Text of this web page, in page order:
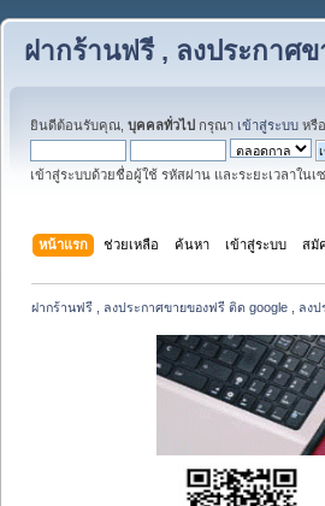
ฝากร้านฟรี , ลงประกาศ
ยินดีต้อนรับคุณ, บุคคลทั่วไป กรุณา เข้าสู่ระบบ หรือ
เข้าสู่ระบบด้วยชื่อผู้ใช้ รหัสผ่าน และระยะเวลาในเ
หน้าแรก ช่วยเหลือ ค้นหา เข้าสู่ระบบ สมั
ฝากร้านฟรี , ลงประกาศขายของฟรี ติด google , ลง